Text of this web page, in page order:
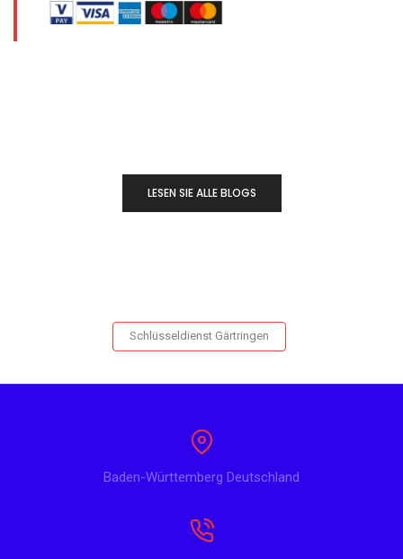
LESEN SIE ALLE BLOGS
Schlüsseldienst Gärtringen
Baden-Württemberg Deutschland